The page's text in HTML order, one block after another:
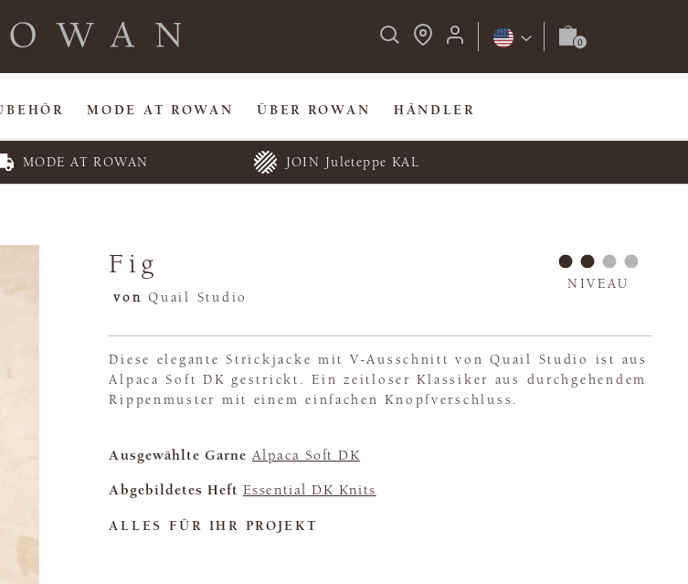
MODE AT ROWAN ÜBER ROWAN HÄNDLER
MODE AT ROWAN JOIN Juleteppe KAL
Fig
von Quail Studio
NIVEAU
Diese elegante Strickjacke mit V-Ausschnitt von Quail Studio ist aus
Alpaca Soft DK gestrickt. Ein zeitloser Klassiker aus durchgehendem
Rippenmuster mit einem einfachen Knopfverschluss.
Ausgewählte Garne Alpaca Soft DK
Abgebildetes Heft Essential DK Knits
ALLES FÜR IHR PROJEKT